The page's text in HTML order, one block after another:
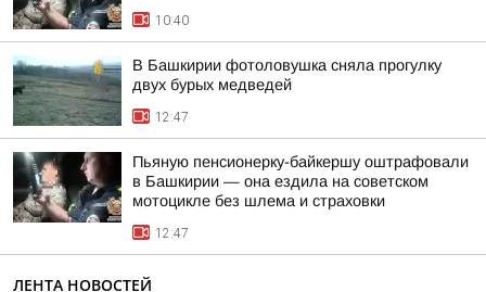
10:40
В Башкирии фотоловушка сняла прогулку
двух бурых медведей
12:47
Пьяную пенсионерку-байкершу оштрафовали
в Башкирии — она ездила на советском
мотоцикле без шлема и страховки
12:47
ЛЕНТА НОВОСТЕЙ